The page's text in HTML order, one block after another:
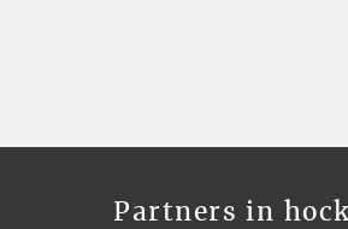
Partners in